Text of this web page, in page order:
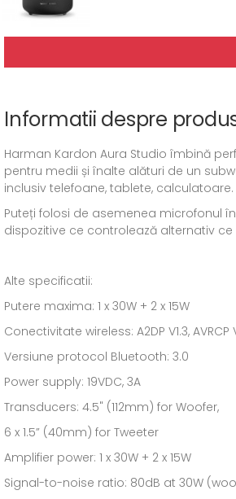
Informatii despre
Harman Kardon Aura Studio îmbină
pentru medii și înalte alături de un
inclusiv telefoane, tablete, calculatoare.
Puteți folosi de asemenea microfonul
dispozitive ce controlează alternativ
Alte specificatii:
Putere maxima: 1 x 30W + 2 x 15W
Conectivitate wireless: A2DP V1.3, AVRCP
Versiune protocol Bluetooth: 3.0
Power supply: 19VDC, 3A
Transducers: 4.5" (112mm) for Woofer,
6 x 1.5” (40mm) for Tweeter
Amplifier power: 1 x 30W + 2 x 15W
Signal-to-noise ratio: 80dB at 30W